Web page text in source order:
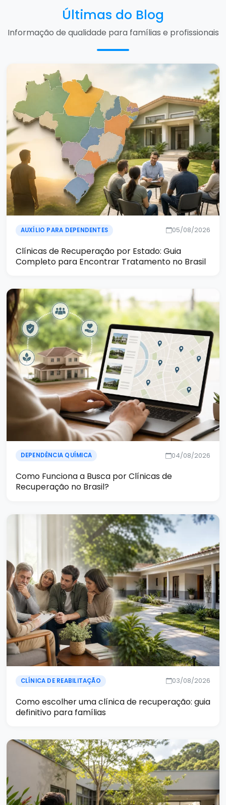
Últimas do Blog
Informação de qualidade para famílias e profissionais
AUXÍLIO PARA DEPENDENTES 05/08/2026
Clínicas de Recuperação por Estado: Guia
Completo para Encontrar Tratamento no Brasil
DEPENDÊNCIA QUÍMICA 04/08/2026
Como Funciona a Busca por Clínicas de
Recuperação no Brasil?
CLÍNICA DE REABILITAÇÃO 03/08/2026
Como escolher uma clínica de recuperação: guia
definitivo para famílias